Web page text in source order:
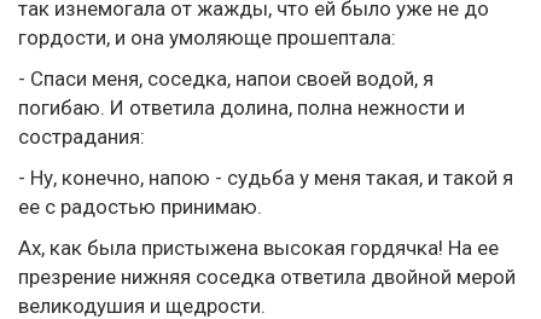
так изнемогала от жажды, что ей было уже не до
гордости, и она умоляюще прошептала:
- Спаси меня, соседка, напои своей водой, я
погибаю. И ответила долина, полна нежности и
сострадания:
- Ну, конечно, напою - судьба у меня такая, и такой я
ее с радостью принимаю.
Ах, как была пристыжена высокая гордячка! На ее
презрение нижняя соседка ответила двойной мерой
великодушия и щедрости.